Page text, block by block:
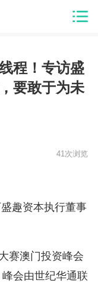
程！专访盛
要敢于为未
41次浏览
趣资本执行董事
赛澳门投资峰会
会由世纪华通联